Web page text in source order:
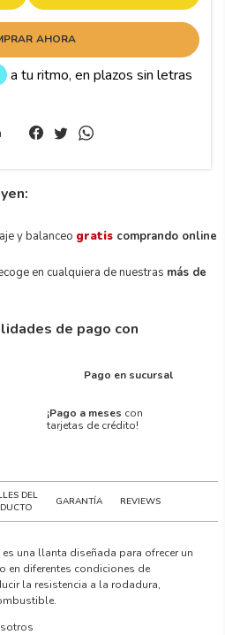
AHORA
y balanceo gratis comprando online
en cualquiera de nuestras más de
de pago con
Pago en sucursal
¡Pago a meses con
tarjetas de crédito!
DEL
GARANTÍA REVIEWS
es una llanta diseñada para ofrecer un
en diferentes condiciones de
la resistencia a la rodadura,